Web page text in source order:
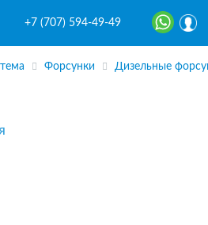
+7 (707) 594-49-49
Форсунки Дизельные